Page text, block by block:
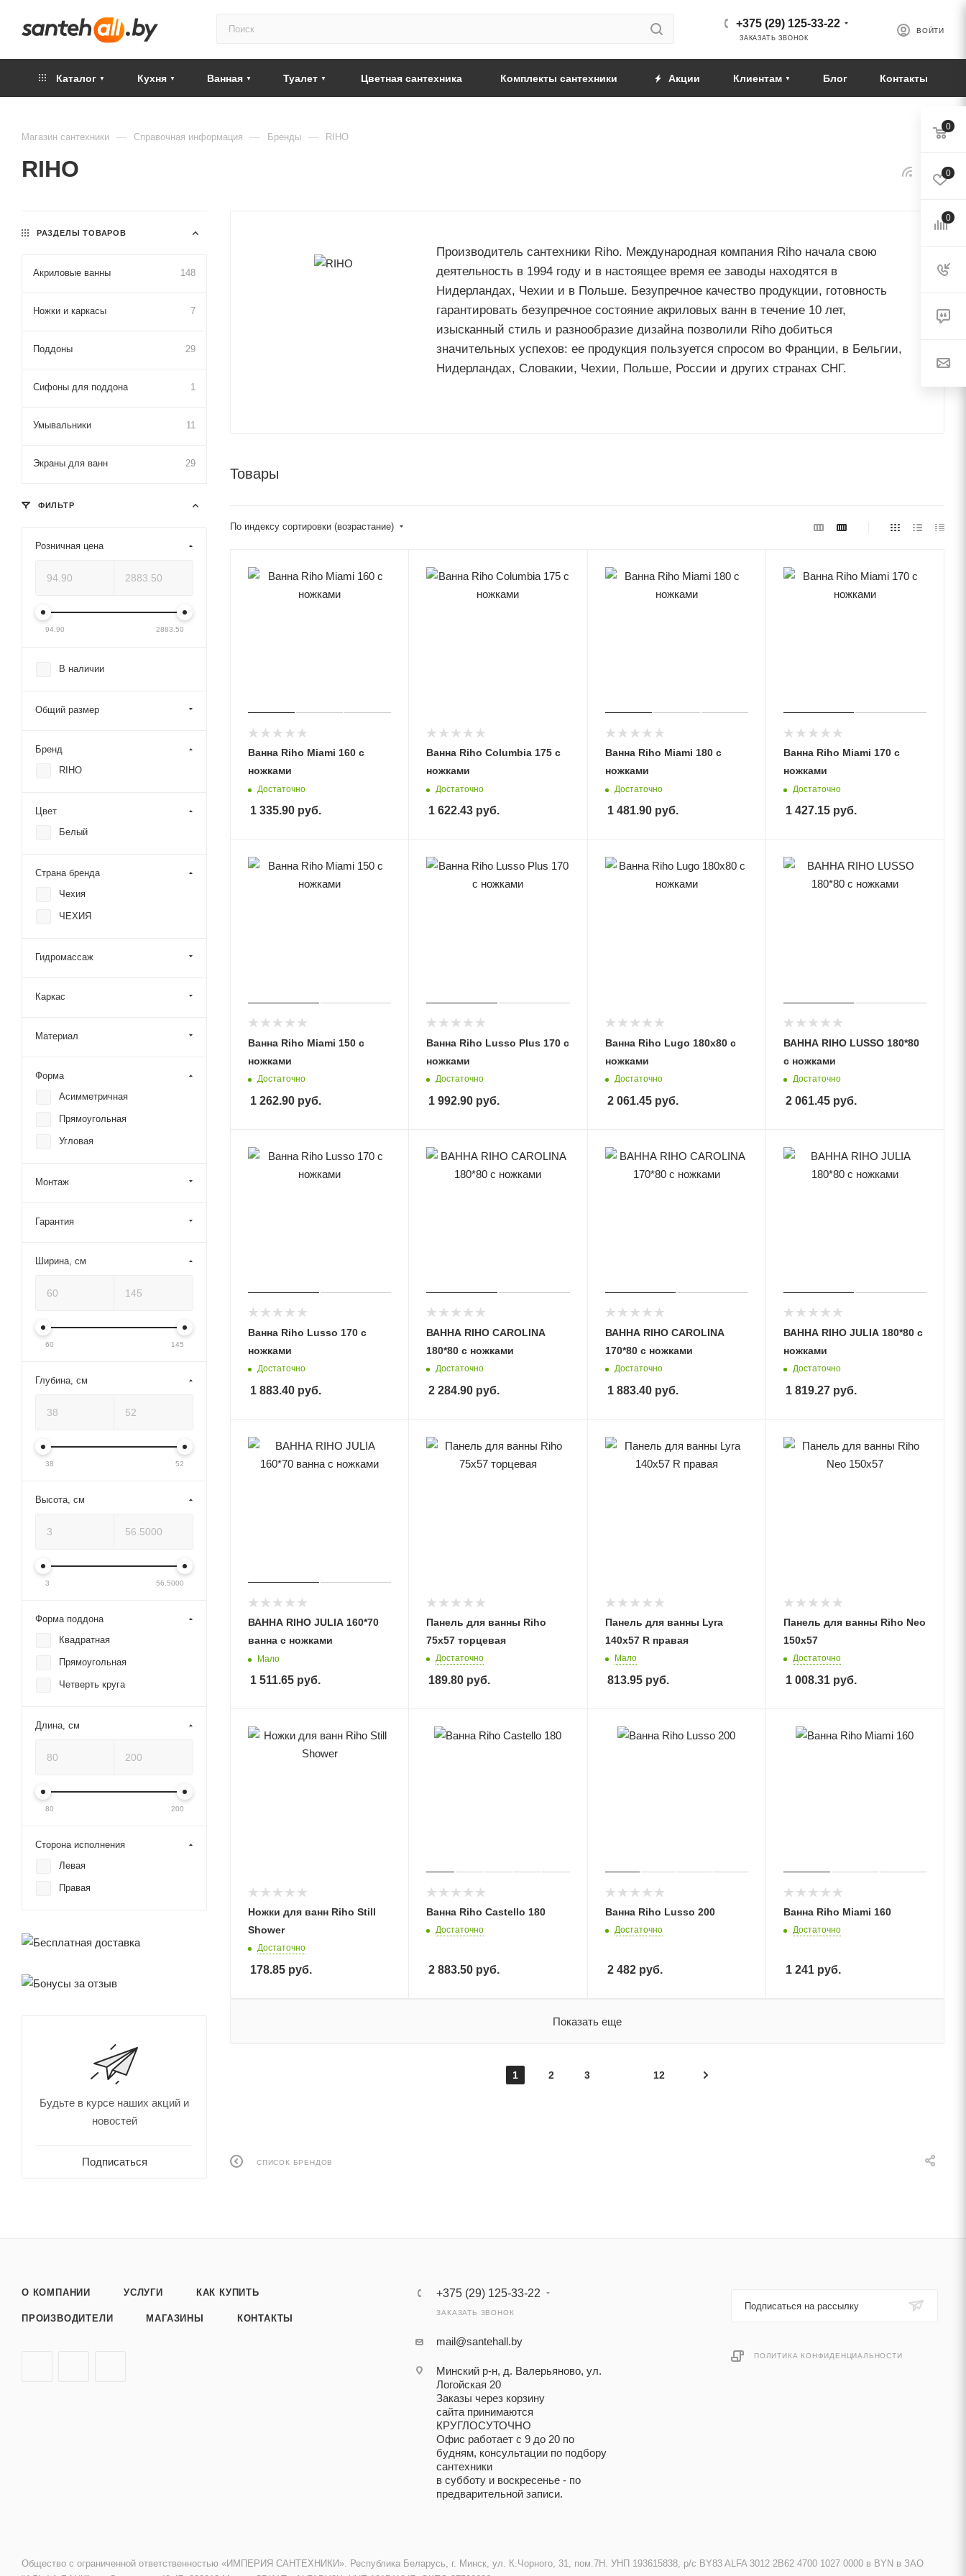
ВОЙТИ
+375 (29) 125-33-22
ЗАКАЗАТЬ ЗВОНОК
Каталог Кухня Ванная Туалет Цветная сантехника Комплекты сантехники Акции Клиентам Блог Контакты
Магазин сантехники — Справочная информация — Бренды — RIHO
RIHO
Производитель сантехники Riho. Международная компания Riho начала свою
деятельность в 1994 году и в настоящее время ее заводы находятся в
Нидерландах, Чехии и в Польше. Безупречное качество продукции, готовность
гарантировать безупречное состояние акриловых ванн в течение 10 лет,
изысканный стиль и разнообразие дизайна позволили Riho добиться
значительных успехов: ее продукция пользуется спросом во Франции, в Бельгии,
Нидерландах, Словакии, Чехии, Польше, России и других странах СНГ.
Товары
По индексу сортировки (возрастание)
Ванна Riho Miami 160 с
ножками
Достаточно
1 335.90 руб.
Ванна Riho Columbia 175 с
ножками
Достаточно
1 622.43 руб.
Ванна Riho Miami 180 с
ножками
Достаточно
1 481.90руб.
Ванна Riho Miami 170 с
ножками
Достаточно
1 427.15руб.
Ванна Riho Miami 150 с
ножками
Достаточно
1 262.90 руб.
Ванна Riho Lusso Plus 170 с
ножками
Достаточно
1 992.90 руб.
Ванна Riho Lugo 180x80 с
ножками
Достаточно
2 061.45руб.
ВАННА RIHO LUSSO 180*80
с ножками
Достаточно
2 061.45руб.
Ванна Riho Lusso 170 с
ножками
Достаточно
1 883.40 руб.
ВАННА RIHO CAROLINA
180*80 с ножками
Достаточно
2 284.90 руб.
ВАННА RIHO CAROLINA
170*80 с ножками
Достаточно
1 883.40руб.
ВАННА RIHO JULIA 180*80 с
ножками
Достаточно
1 819.27руб.
ВАННА RIHO JULIA 160*70
ванна с ножками
Мало
1 511.65 руб.
Панель для ванны Riho
75х57 торцевая
Достаточно
189.80 руб.
Панель для ванны Lyra
140x57 R правая
Мало
813.95руб.
Панель для ванны Riho Neo
150х57
Достаточно
1 008.31руб.
Ножки для ванн Riho Still
Shower
Достаточно
178.85 руб.
Ванна Riho Castello 180
Достаточно
2 883.50 руб.
Ванна Riho Lusso 200
Достаточно
2 482руб.
Ванна Riho Miami 160
Достаточно
1 241руб.
Показать еще
1 2 3 12
СПИСОК БРЕНДОВ
РАЗДЕЛЫ ТОВАРОВ
Акриловые ванны 148
Ножки и каркасы 7
Поддоны 29
Сифоны для поддона 1
Умывальники 11
Экраны для ванн 29
ФИЛЬТР
Розничная цена
94.90 2883.50
В наличии
Общий размер
Бренд
RIHO
Цвет
Белый
Страна бренда
Чехия
ЧЕХИЯ
Гидромассаж
Каркас
Материал
Форма
Асимметричная
Прямоугольная
Угловая
Монтаж
Гарантия
Ширина, см
60 145
Глубина, см
38 52
Высота, см
3 56.5000
Форма поддона
Квадратная
Прямоугольная
Четверть круга
Длина, см
80 200
Сторона исполнения
Левая
Правая
Будьте в курсе наших акций и
новостей
Подписаться
О КОМПАНИИ УСЛУГИ КАК КУПИТЬ
ПРОИЗВОДИТЕЛИ МАГАЗИНЫ КОНТАКТЫ
+375 (29) 125-33-22
ЗАКАЗАТЬ ЗВОНОК
mail@santehall.by
Минский р-н, д. Валерьяново, ул.
Логойская 20
Заказы через корзину
сайта принимаются
КРУГЛОСУТОЧНО
Офис работает с 9 до 20 по
будням, консультации по подбору
сантехники
в субботу и воскресенье - по
предварительной записи.
Подписаться на рассылку
ПОЛИТИКА КОНФИДЕНЦИАЛЬНОСТИ
Общество с ограниченной ответственностью «ИМПЕРИЯ САНТЕХНИКИ». Республика Беларусь, г. Минск, ул. К.Чорного, 31, пом.7Н. УНП 193615838, р/с BY83 ALFA 3012 2B62 4700 1027 0000 в BYN в ЗАО
0
0
0